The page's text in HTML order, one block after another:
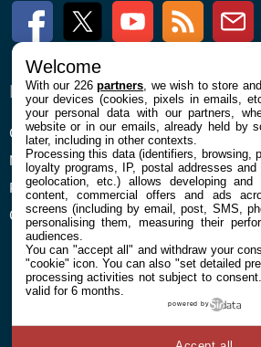
FacebookTwitter Youtube RSS
ENTREPRISE
Confidentialité et Cookies
Mentions légales et CGU
Préférences Cookies
Qui sommes nous
À
Contact
Welcome
With our 226partners , we wish to store
your devices (cookies, pixels in emails,
your personal data with our partners,
website or in our emails, already held by
later, including in other contexts.
Processing this data (identifiers, browsing,
loyalty programs, IP, postal addresses
geolocation, etc.) allows developing and
content, commercial offers and ads
screens (including by email, post, SMS,
personalising them, measuring their
audiences.
You can "accept all" and withdraw your
"cookie" icon. You can also "set detailed
processing activities not subject to
valid for 6 months.
powered by